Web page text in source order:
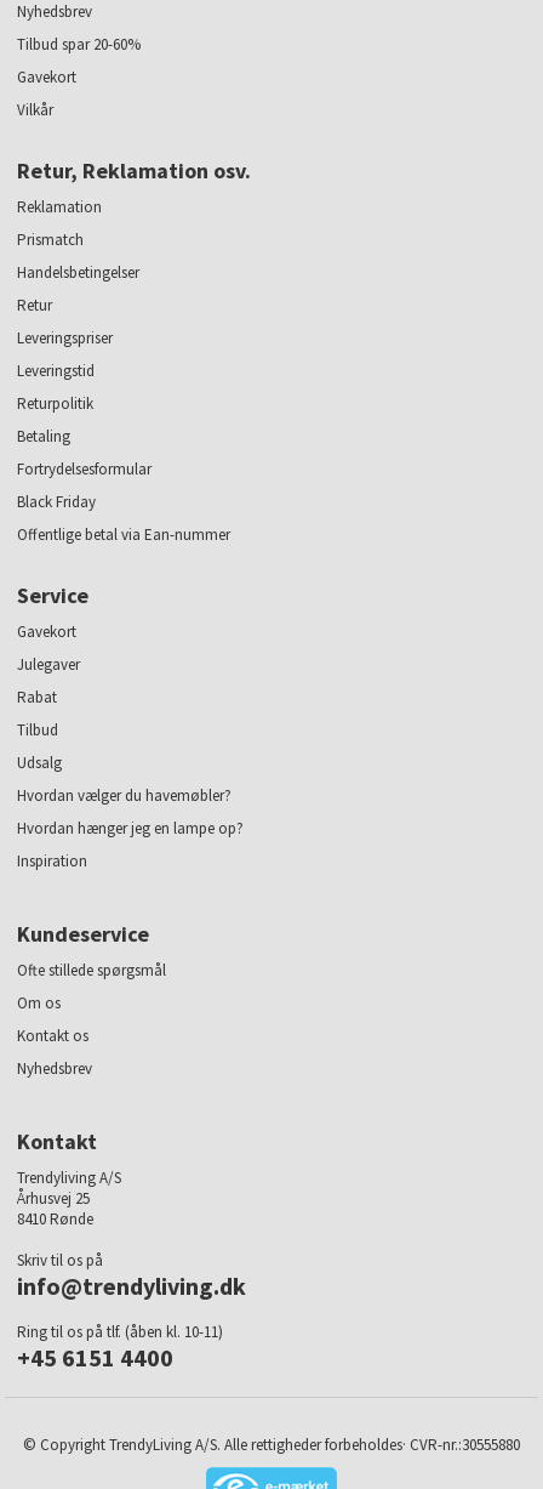
Nyhedsbrev
Tilbud spar 20-60%
Gavekort
Vilkår
Retur, Reklamation osv.
Reklamation
Prismatch
Handelsbetingelser
Retur
Leveringspriser
Leveringstid
Returpolitik
Betaling
Fortrydelsesformular
Black Friday
Offentlige betal via Ean-nummer
Service
Gavekort
Julegaver
Rabat
Tilbud
Udsalg
Hvordan vælger du havemøbler?
Hvordan hænger jeg en lampe op?
Inspiration
Kundeservice
Ofte stillede spørgsmål
Om os
Kontakt os
Nyhedsbrev
Kontakt
Trendyliving A/S
Århusvej 25
8410 Rønde
Skriv til os på
info@trendyliving.dk
Ring til os på tlf. (åben kl. 10-11)
+45 6151 4400
© Copyright TrendyLiving A/S. Alle rettigheder forbeholdes· CVR-nr.:30555880